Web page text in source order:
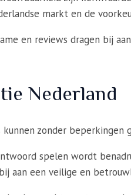
markt en de
en reviews dragen bij
Nederland
kunnen zonder
spelen wordt
aan een veilige en